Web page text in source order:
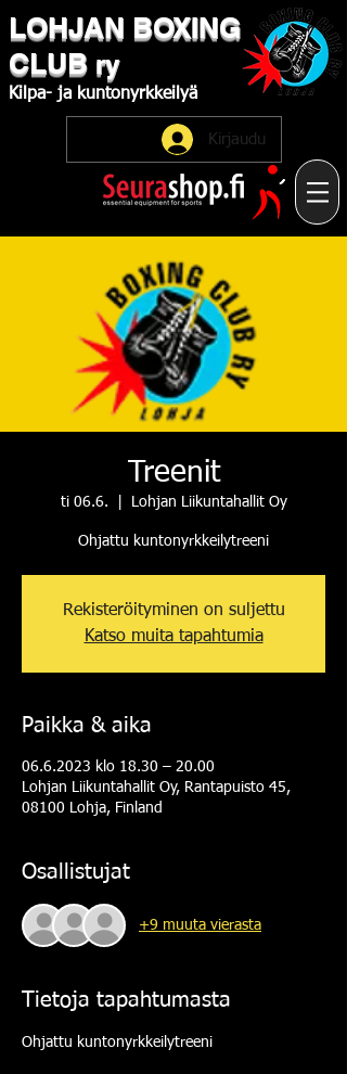
LOHJAN ​BOXING
CLUB ry
Kilpa- ja kuntonyrkkeilyä
Kirjaudu
Treenit
ti 06.6. Lohjan Liikuntahallit Oy
Ohjattu kuntonyrkkeilytreeni
Rekisteröityminen on suljettu
Katso muita tapahtumia
Paikka & aika
06.6.2023 klo 18.30 – 20.00
Lohjan Liikuntahallit Oy, Rantapuisto 45,
08100 Lohja, Finland
Osallistujat
+9 muuta vierasta
Tietoja tapahtumasta
Ohjattu kuntonyrkkeilytreeni